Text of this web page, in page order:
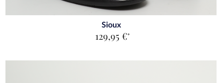
Sioux
129,95 €*